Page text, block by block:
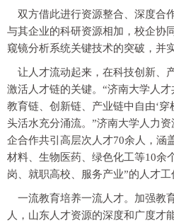
双方借此进行资源整合、深度合
与其企业的科研资源相加，校企协
窥镜分析系统关键技术的突破，并
让人才流动起来，在科技创新、
激活人才链的关键。“济南大学人
教育链、创新链、产业链中自由‘穿
头活水充分涌流。”济南大学人力
企合作共引高层次人才70余人，涵
材料、生物医药、绿色化工等10余
岗、就职高校、服务产业”的人才工
一流教育培养一流人才。加强教
人，山东人才资源的深度和广度才